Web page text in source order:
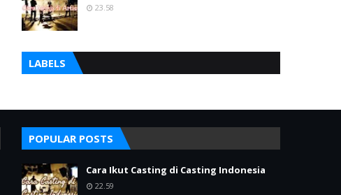
23.58
LABELS
POPULAR POSTS
Cara Ikut Casting di Casting Indonesia
22.59